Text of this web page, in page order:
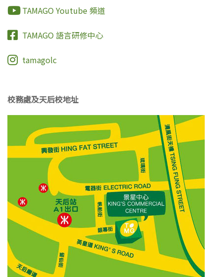
TAMAGO Youtube 頻道
TAMAGO 語言研修中心
tamagolc
校務處及天后校地址